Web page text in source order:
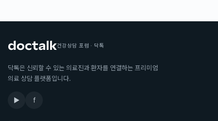
건강상담 포럼 · 닥톡
닥톡은 신뢰할 수 있는 의료진과 환자를 연결하는 프리미엄
의료 상담 플랫폼입니다.
▶ f